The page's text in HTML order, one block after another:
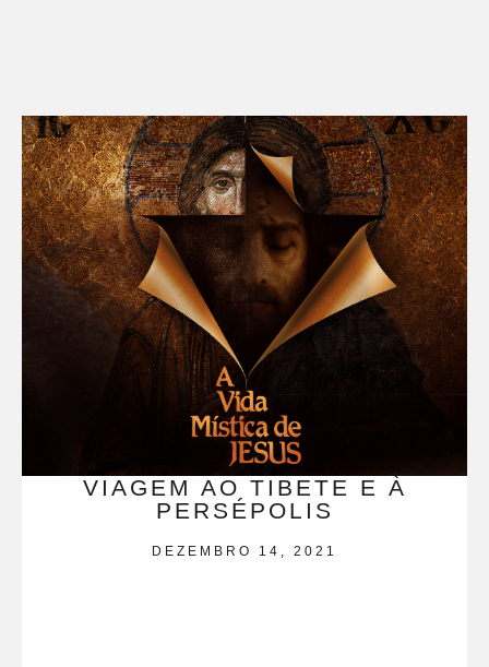
VIAGEM AO TIBETE E À
PERSÉPOLIS
DEZEMBRO 14, 2021